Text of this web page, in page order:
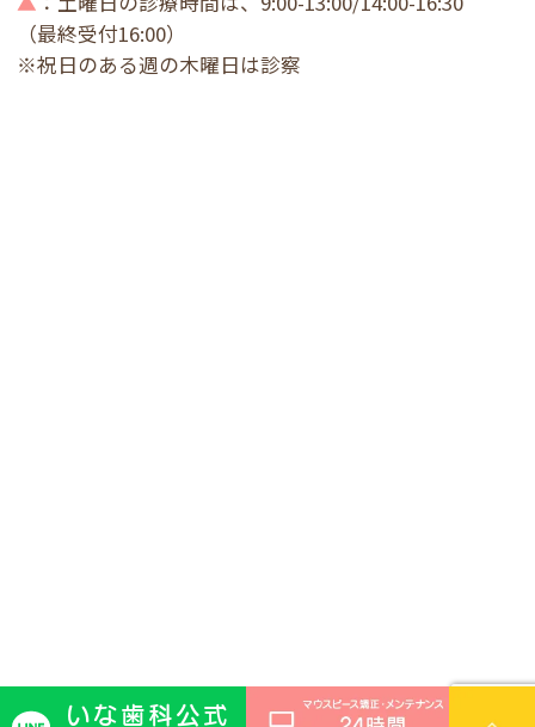
（最終受付16:00）
※祝日のある週の木曜日は診察
いな歯科公式